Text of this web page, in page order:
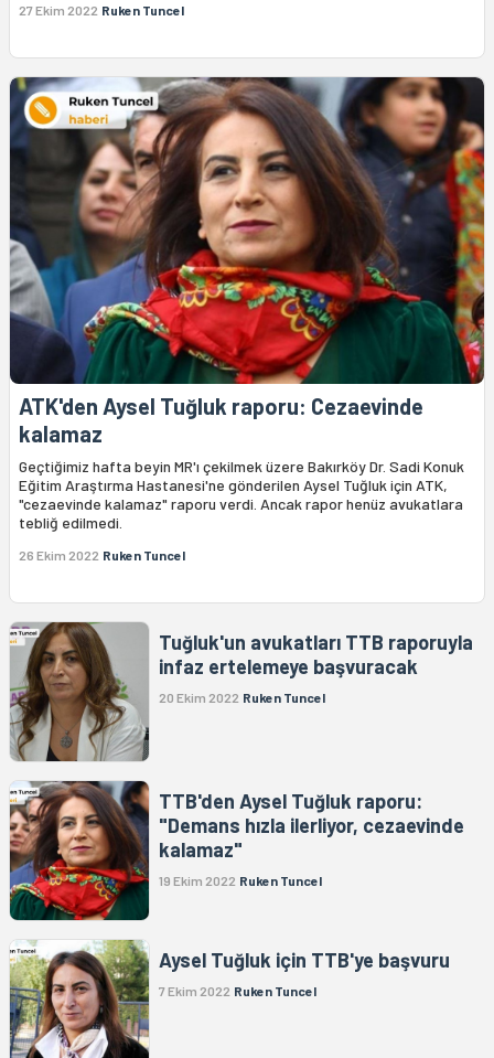
27 Ekim 2022 Ruken Tuncel
ATK'den Aysel Tuğluk raporu: Cezaevinde
kalamaz
Geçtiğimiz hafta beyin MR'ı çekilmek üzere Bakırköy Dr. Sadi Konuk
Eğitim Araştırma Hastanesi'ne gönderilen Aysel Tuğluk için ATK,
"cezaevinde kalamaz" raporu verdi. Ancak rapor henüz avukatlara
tebliğ edilmedi.
26 Ekim 2022 Ruken Tuncel
Tuğluk'un avukatları TTB raporuyla
infaz ertelemeye başvuracak
20 Ekim 2022 Ruken Tuncel
TTB'den Aysel Tuğluk raporu:
"Demans hızla ilerliyor, cezaevinde
kalamaz"
19 Ekim 2022 Ruken Tuncel
Aysel Tuğluk için TTB'ye başvuru
7 Ekim 2022 Ruken Tuncel